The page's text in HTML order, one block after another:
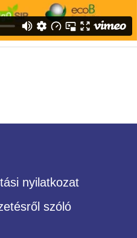
nyilatkozat
szóló